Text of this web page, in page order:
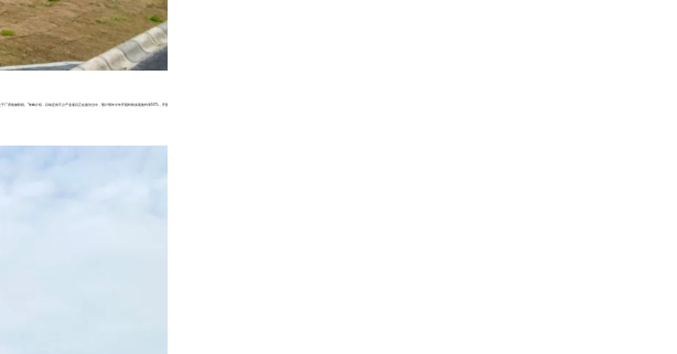
房装修阶段。”朱峰介绍，目前还有不少产业项目正在接洽当中，预计明年今年开园时将实现签约率50%，开园后1至2年内实现90%的